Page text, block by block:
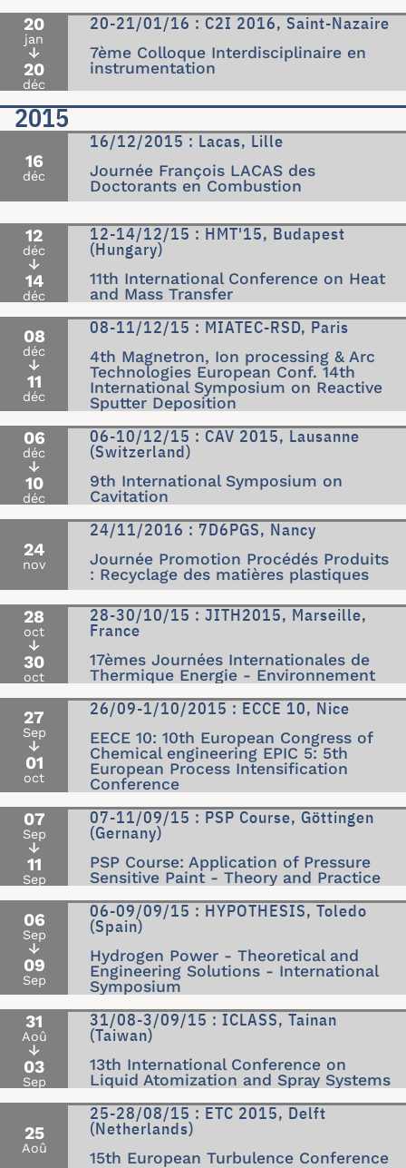
20
jan
↓
20
déc
20-21/01/16 : C2I 2016, Saint-Nazaire
7ème Colloque Interdisciplinaire en
instrumentation
2015
16
déc
16/12/2015 : Lacas, Lille
Journée François LACAS des
Doctorants en Combustion
12
déc
↓
14
déc
12-14/12/15 : HMT'15, Budapest
(Hungary)
11th International Conference on Heat
and Mass Transfer
08
déc
↓
11
déc
08-11/12/15 : MIATEC-RSD, Paris
4th Magnetron, Ion processing & Arc
Technologies European Conf. 14th
International Symposium on Reactive
Sputter Deposition
06
déc
↓
10
déc
06-10/12/15 : CAV 2015, Lausanne
(Switzerland)
9th International Symposium on
Cavitation
24
nov
24/11/2016 : 7D6PGS, Nancy
Journée Promotion Procédés Produits
: Recyclage des matières plastiques
28
oct
↓
30
oct
28-30/10/15 : JITH2015, Marseille,
France
17èmes Journées Internationales de
Thermique Energie - Environnement
27
Sep
↓
01
oct
26/09-1/10/2015 : ECCE 10, Nice
EECE 10: 10th European Congress of
Chemical engineering EPIC 5: 5th
European Process Intensification
Conference
07
Sep
↓
11
Sep
07-11/09/15 : PSP Course, Göttingen
(Gernany)
PSP Course: Application of Pressure
Sensitive Paint - Theory and Practice
06
Sep
↓
09
Sep
06-09/09/15 : HYPOTHESIS, Toledo
(Spain)
Hydrogen Power - Theoretical and
Engineering Solutions - International
Symposium
31
Aoû
↓
03
Sep
31/08-3/09/15 : ICLASS, Tainan
(Taiwan)
13th International Conference on
Liquid Atomization and Spray Systems
25
Aoû
25-28/08/15 : ETC 2015, Delft
(Netherlands)
15th European Turbulence Conference